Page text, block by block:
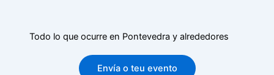
Todo lo que ocurre en Pontevedra y alrededores
Envía o teu evento